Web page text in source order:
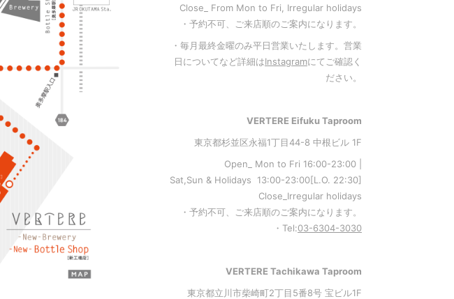
Close_ From Mon to Fri, Irregular holidays
・予約不可、ご来店順のご案内になります。
・毎月最終金曜のみ平日営業いたします。営業
日についてなど詳細はInstagramにてご確認く
ださい。
VERTERE Eifuku Taproom
東京都杉並区永福1丁目44-8 中根ビル 1F
Open_ Mon to Fri 16:00-23:00 |
Sat,Sun & Holidays 13:00-23:00[L .O. 22:30]
Close_Irregular holidays
・予約不可、ご来店順のご案内になります。
・Tel:03-6304-3030
VERTERE Tachikawa Taproom
東京都立川市柴崎町2丁目5番8号 宝ビル1F